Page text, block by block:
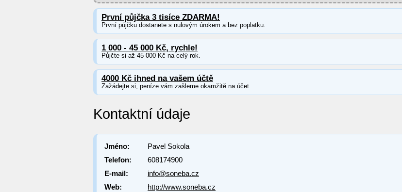
První půjčka 3 tisíce ZDARMA!
První půjčku dostanete s nulovým úrokem a bez poplatku.
1 000 - 45 000 Kč, rychle!
Půjčte si až 45 000 Kč na celý rok.
4000 Kč ihned na vašem účtě
Zažádejte si, peníze vám zašleme okamžitě na účet.
Kontaktní údaje
Jméno:
Pavel Sokola
Telefon:
608174900
E-mail:
info@soneba.cz
Web:
http://www.soneba.cz